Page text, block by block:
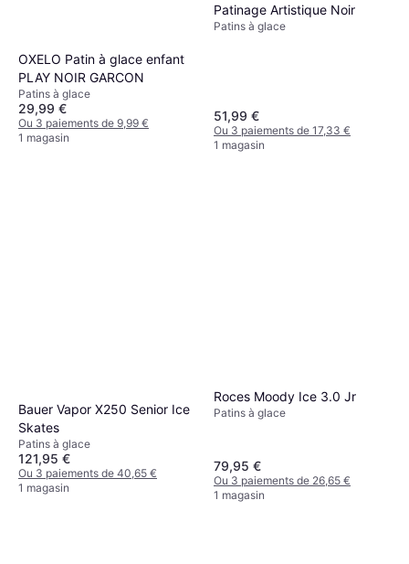
OXELO Patin à glace enfant
PLAY NOIR GARCON
Patins à glace
29,99 €
Ou 3 paiements de 9,99 €
1 magasin
Patinage Artistique Noir
Patins à glace
51,99 €
Ou 3 paiements de 17,33 €
1 magasin
Bauer Vapor X250 Senior Ice
Skates
Patins à glace
121,95 €
Ou 3 paiements de 40,65 €
1 magasin
Roces Moody Ice 3.0 Jr
Patins à glace
79,95 €
Ou 3 paiements de 26,65 €
1 magasin